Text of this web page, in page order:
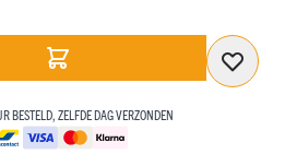
BESTELD, ZELFDE DAG VERZONDEN